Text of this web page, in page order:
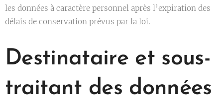
les données à caractère personnel après l’expiration des
délais de conservation prévus par la loi.
Destinataire et sous-
traitant des données